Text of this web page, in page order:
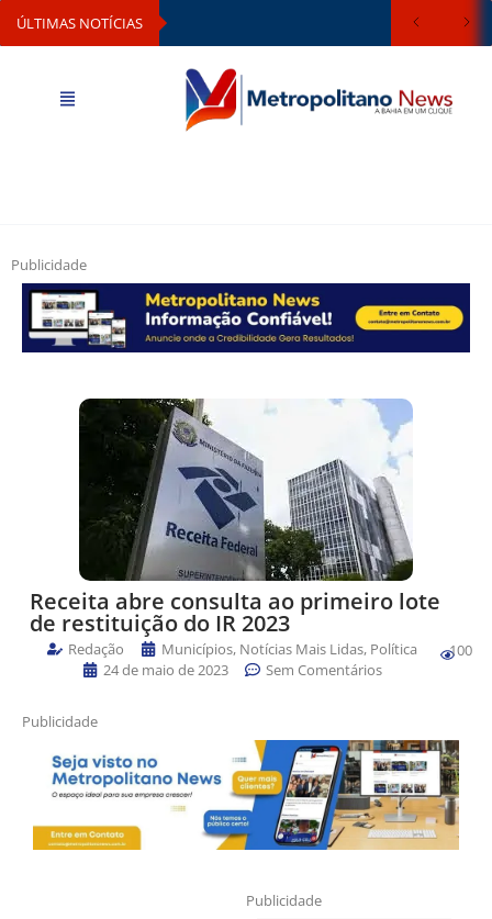
ÚLTIMAS NOTÍCIAS
Publicidade
Receita abre consulta ao primeiro lote
de restituição do IR 2023
Redação Municípios, Notícias Mais Lidas, Política
24 de maio de 2023
Sem Comentários
100
Publicidade
Publicidade